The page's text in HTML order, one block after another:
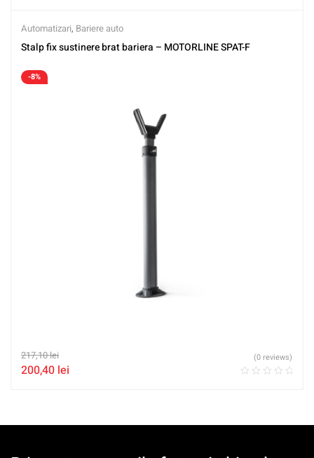
Automatizari, Bariere auto
Stalp fix sustinere brat bariera – MOTORLINE SPAT-F
-8%
217,10lei
200,40 lei
(0 reviews)